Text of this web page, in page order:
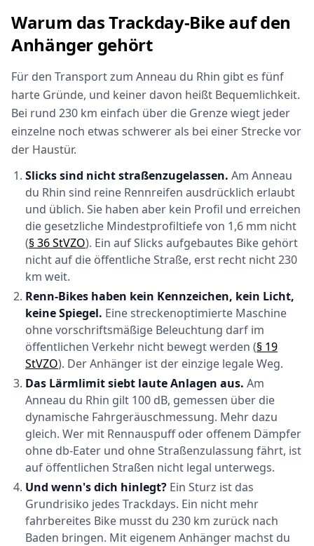
Warum das Trackday-Bike auf den
Anhänger gehört
Für den Transport zum Anneau du Rhin gibt es fünf
harte Gründe, und keiner davon heißt Bequemlichkeit.
Bei rund 230 km einfach über die Grenze wiegt jeder
einzelne noch etwas schwerer als bei einer Strecke vor
der Haustür.
Slicks sind nicht straßenzugelassen. Am Anneau
du Rhin sind reine Rennreifen ausdrücklich erlaubt
und üblich. Sie haben aber kein Profil und erreichen
die gesetzliche Mindestprofiltiefe von 1,6 mm nicht
(§ 36 StVZO). Ein auf Slicks aufgebautes Bike gehört
nicht auf die öffentliche Straße, erst recht nicht 230
km weit.
Renn-Bikes haben kein Kennzeichen, kein Licht,
keine Spiegel. Eine streckenoptimierte Maschine
ohne vorschriftsmäßige Beleuchtung darf im
öffentlichen Verkehr nicht bewegt werden (§ 19
StVZO). Der Anhänger ist der einzige legale Weg.
Das Lärmlimit siebt laute Anlagen aus. Am
Anneau du Rhin gilt 100 dB, gemessen über die
dynamische Fahrgeräuschmessung. Mehr dazu
gleich. Wer mit Rennauspuff oder offenem Dämpfer
ohne db-Eater und ohne Straßenzulassung fährt, ist
auf öffentlichen Straßen nicht legal unterwegs.
Und wenn's dich hinlegt? Ein Sturz ist das
Grundrisiko jedes Trackdays. Ein nicht mehr
fahrbereites Bike musst du 230 km zurück nach
Baden bringen. Mit eigenem Anhänger machst du